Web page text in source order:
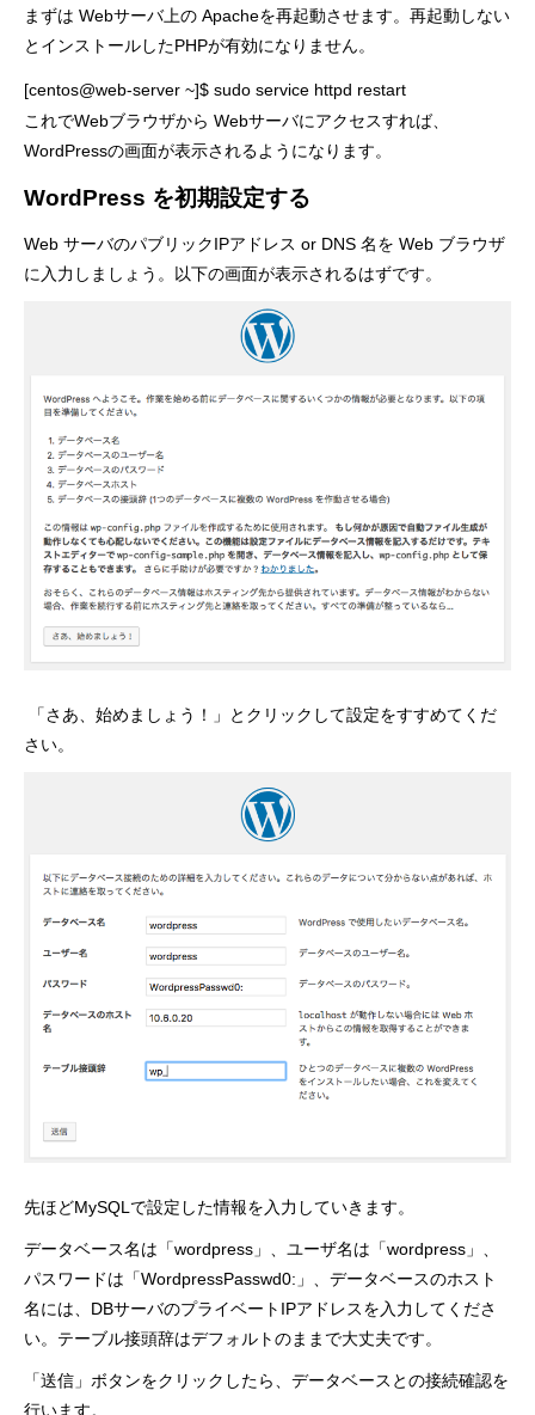
まずは Webサーバ上の Apacheを再起動させます。再起動しない
とインストールしたPHPが有効になりません。
[centos@web-server ~]$ sudo service httpd restart
これでWebブラウザから Webサーバにアクセスすれば、
WordPressの画面が表示されるようになります。
WordPress を初期設定する
Web サーバのパブリックIPアドレス or DNS 名を Web ブラウザ
に入力しましょう。以下の画面が表示されるはずです。
「さあ、始めましょう！」とクリックして設定をすすめてくだ
さい。
先ほどMySQLで設定した情報を入力していきます。
データベース名は「wordpress」、ユーザ名は「wordpress」、
パスワードは「WordpressPasswd0:」、データベースのホスト
名には、DBサーバのプライベートIPアドレスを入力してくださ
い。テーブル接頭辞はデフォルトのままで大丈夫です。
「送信」ボタンをクリックしたら、データベースとの接続確認を
行います。